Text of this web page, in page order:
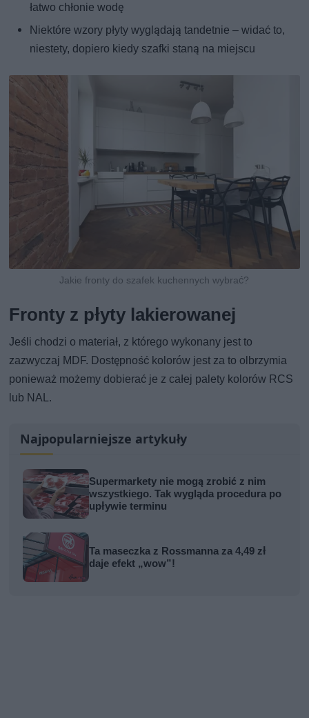
łatwo chłonie wodę
Niektóre wzory płyty wyglądają tandetnie – widać to,
niestety, dopiero kiedy szafki staną na miejscu
Jakie fronty do szafek kuchennych wybrać?
Fronty z płyty lakierowanej
Jeśli chodzi o materiał, z którego wykonany jest to
zazwyczaj MDF. Dostępność kolorów jest za to olbrzymia
ponieważ możemy dobierać je z całej palety kolorów RCS
lub NAL.
Najpopularniejsze artykuły
Supermarkety nie mogą zrobić z nim
wszystkiego. Tak wygląda procedura po
upływie terminu
Ta maseczka z Rossmanna za 4,49 zł
daje efekt „wow”!